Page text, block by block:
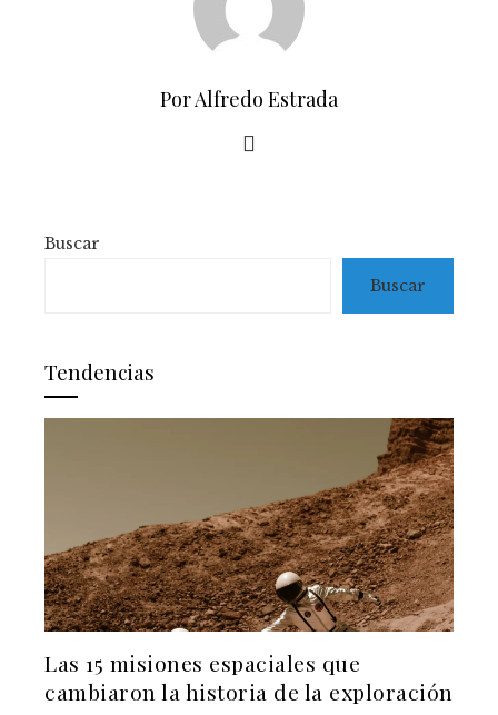
Por Alfredo Estrada
Buscar
Buscar
Tendencias
Las 15 misiones espaciales que
cambiaron la historia de la exploración